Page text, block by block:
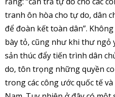
tranh ôn hòa cho tự do, dân
để đoàn kết toàn dân”.
bày tỏ, cũng như khi thư ngỏ
sản thúc đẩy tiến trình dân
do, tôn trọng những quyền
trong các công ước quốc tế